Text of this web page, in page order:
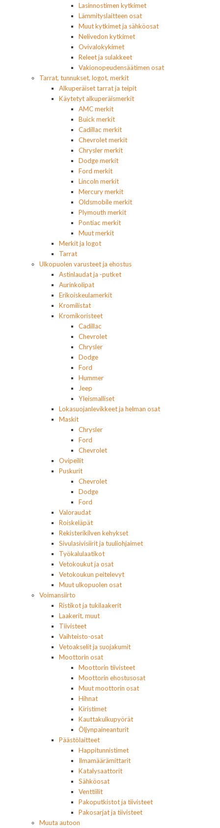
Lasinnostimen kytkimet
Lämmityslaitteen osat
Muut kytkimet ja sähköosat
Nelivedon kytkimet
Ovivalokykimet
Releet ja sulakkeet
Vakionopeudensäätimen osat
Tarrat, tunnukset, logot, merkit
Alkuperäiset tarrat ja teipit
Käytetyt alkuperäismerkit
AMC merkit
Buick merkit
Cadillac merkit
Chevrolet merkit
Chrysler merkit
Dodge merkit
Ford merkit
Lincoln merkit
Mercury merkit
Oldsmobile merkit
Plymouth merkit
Pontiac merkit
Muut merkit
Merkit ja logot
Tarrat
Ulkopuolen varusteet ja ehostus
Astinlaudat ja -putket
Aurinkolipat
Erikoiskeulamerkit
Kromilistat
Kromikoristeet
Cadillac
Chevrolet
Chrysler
Dodge
Ford
Hummer
Jeep
Yleismalliset
Lokasuojanlevikkeet ja helman osat
Maskit
Chrysler
Ford
Chevrolet
Ovipeilit
Puskurit
Chevrolet
Dodge
Ford
Valoraudat
Roiskeläpät
Rekisterikilven kehykset
Sivulasivisiirit ja tuuliohjaimet
Työkalulaatikot
Vetokoukut ja osat
Vetokoukun peitelevyt
Muut ulkopuolen osat
Voimansiirto
Ristikot ja tukilaakerit
Laakerit, muut
Tiivisteet
Vaihteisto-osat
Vetoakselit ja suojakumit
Moottorin osat
Moottorin tiivisteet
Moottorin ehostusosat
Muut moottorin osat
Hihnat
Kiristimet
Kauttakulkupyörät
Öljynpaineanturit
Päästölaitteet
Happitunnistimet
Ilmamäärämittarit
Katalysaattorit
Sähköosat
Venttiilit
Pakoputkistot ja tiivisteet
Pakosarjat ja tiivisteet
Muuta autoon